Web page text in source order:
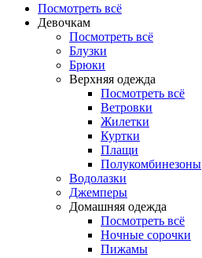
Посмотреть всё
Девочкам
Посмотреть всё
Блузки
Брюки
Верхняя одежда
Посмотреть всё
Ветровки
Жилетки
Куртки
Плащи
Полукомбинезоны
Водолазки
Джемперы
Домашняя одежда
Посмотреть всё
Ночные сорочки
Пижамы